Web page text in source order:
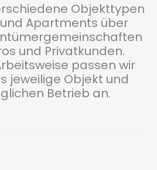
Objekttypen
Apartments über
und Privatkunden.
passen wir
jeweilige Objekt und
Betrieb an.